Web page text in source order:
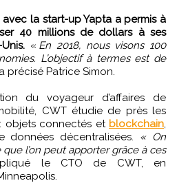
la start-up Yapta a permis à
40 millions de dollars à ses
« En 2018, nous visons 100
L’objectif à termes est de
a précisé Patrice Simon.
du voyageur d’affaires de
CWT étudie de près les
objets connectés et blockchain,
données décentralisées. « On
l’on peut apporter grâce à ces
le CTO de CWT, en